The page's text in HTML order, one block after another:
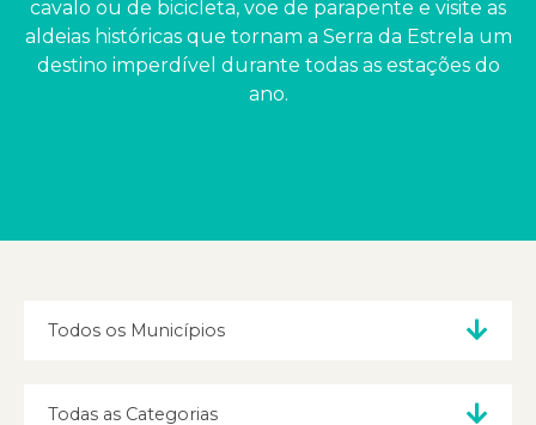
cavalo ou de bicicleta, voe de parapente e visite as
aldeias históricas que tornam a Serra da Estrela um
destino imperdível durante todas as estações do
ano.